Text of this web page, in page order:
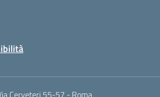
Cerveteri 55-57 - Roma